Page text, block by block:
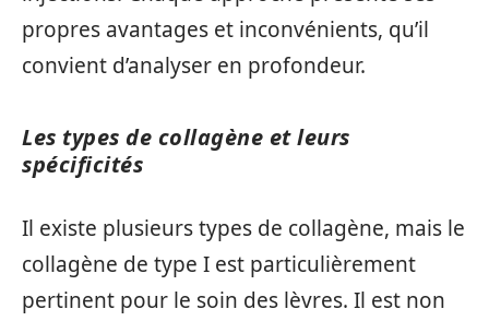
propres avantages et inconvénients, qu’il
convient d’analyser en profondeur.
Les types de collagène et leurs
spécificités
Il existe plusieurs types de collagène, mais le
collagène de type I est particulièrement
pertinent pour le soin des lèvres. Il est non